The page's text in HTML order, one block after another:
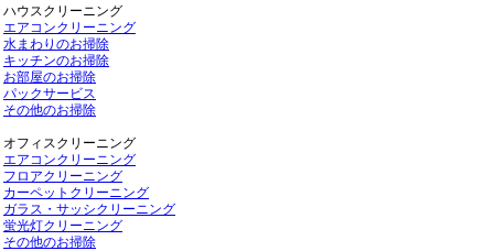
ハウスクリーニング
エアコンクリーニング
水まわりのお掃除
キッチンのお掃除
お部屋のお掃除
パックサービス
その他のお掃除
オフィスクリーニング
エアコンクリーニング
フロアクリーニング
カーペットクリーニング
ガラス・サッシクリーニング
蛍光灯クリーニング
その他のお掃除